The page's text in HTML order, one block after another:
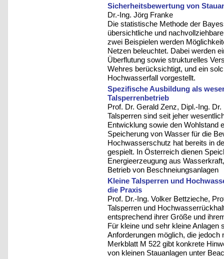
Sicherheitsbewertung von
Dr.-Ing. Jörg Franke
Die statistische Methode der
übersichtliche und
zwei Beispielen werden
Netzen beleuchtet. Dabei werden
Überflutung sowie strukturelles
Wehres berücksichtigt, und ein
Hochwasserfall vorgestellt.
Spezifische Ausbildung als
Talsperrenbetrieb
Prof. Dr. Gerald Zenz, Dipl.-Ing.
Talsperren sind seit jeher
Entwicklung sowie den Wohlstand
Speicherung von Wasser für die
Hochwasserschutz hat bereits in
gespielt. In Österreich dienen
Energieerzeugung aus
Betrieb von Beschneiungsanlagen
Kleine Talsperren und
die Praxis
Prof. Dr.-Ing. Volker Bettzieche,
Talsperren und
entsprechend ihrer Größe und
Für kleine und sehr kleine Anlagen
Anforderungen möglich, die
Merkblatt M 522 gibt konkrete
von kleinen Stauanlagen unter